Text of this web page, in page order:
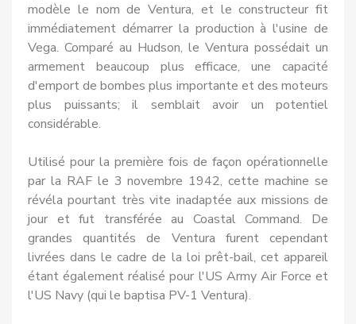
modèle le nom de Ven­tura, et le constructeur fit
immédia­tement démarrer la production à l'usine de
Vega. Comparé au Hud­son, le Ventura possédait un
arme­ment beaucoup plus efficace, une capacité
d'emport de bombes plus importante et des moteurs
plus puis­sants; il semblait avoir un potentiel
considérable.
Utilisé pour la pre­mière fois de façon opérationnelle
par la RAF le 3 novembre 1942, cette machine se
révéla pourtant très vite inadaptée aux missions de
jour et fut transférée au Coastal Com­mand. De
grandes quantités de Ven­tura furent cependant
livrées dans le cadre de la loi prêt-bail, cet appa­reil
étant également réalisé pour l'US Army Air Force et
l'US Navy (qui le baptisa PV-1 Ventura).